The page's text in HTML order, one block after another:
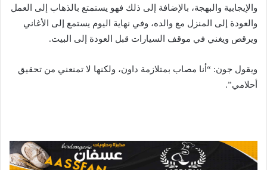
والإيجابية والبهجة، بالإضافة إلى ذلك فهو يستمتع بالذهاب إلى العمل
والعودة إلى المنزل مع والده، وفي نهاية اليوم يستمع إلى الأغاني
ويرقص ويغني في موقف السيارات قبل العودة إلى البيت.
ويقول جون: “أنا مصاب بمتلازمة داون، ولكنها لا تمنعني من تحقيق
أحلامي”.